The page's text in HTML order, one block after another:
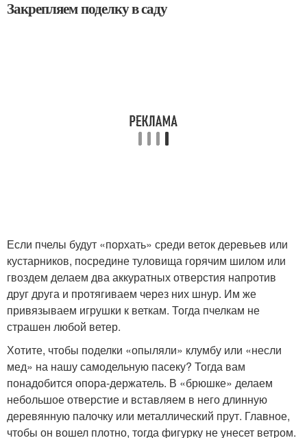
Закрепляем поделку в саду
Если пчелы будут «порхать» среди веток деревьев или
кустарников, посредине туловища горячим шилом или
гвоздем делаем два аккуратных отверстия напротив
друг друга и протягиваем через них шнур. Им же
привязываем игрушки к веткам. Тогда пчелкам не
страшен любой ветер.
Хотите, чтобы поделки «опыляли» клумбу или «несли
мед» на нашу самодельную пасеку? Тогда вам
понадобится опора-держатель. В «брюшке» делаем
небольшое отверстие и вставляем в него длинную
деревянную палочку или металлический прут. Главное,
чтобы он вошел плотно, тогда фигурку не унесет ветром.